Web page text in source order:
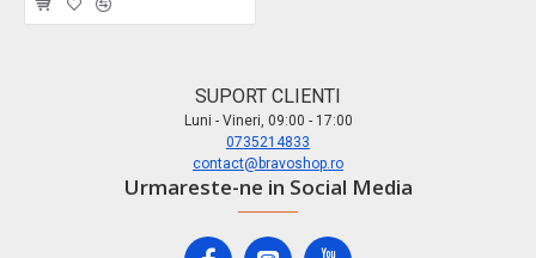
SUPORT CLIENTI
Luni - Vineri, 09:00 - 17:00
0735214833
contact@bravoshop.ro
Urmareste-ne in Social Media